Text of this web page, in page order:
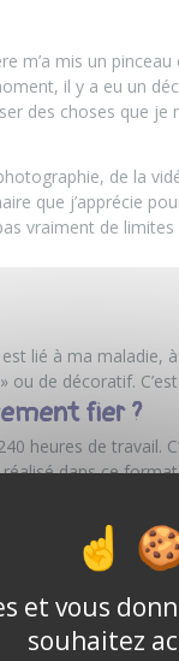
m’a mis un
il y a eu un
des choses que
de la
que j’apprécie
vraiment de
lié à ma maladie,
de décoratif.
fier ?
heures de travail.
dans ce
lieux reconnus.
et vous
souhaitez